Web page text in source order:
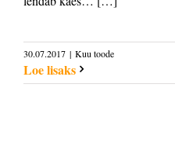
30.07.2017 | Kuu toode
Loe lisaks